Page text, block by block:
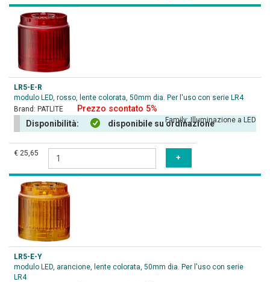
LR5-E-R
modulo LED, rosso, lente colorata, 50mm dia. Per l'uso con serie LR4
Brand: PATLITE Prezzo scontato 5%
Family:Illuminazione a LED
Disponibilità: disponibile su ordinazione
€ 25,65
LR5-E-Y
modulo LED, arancione, lente colorata, 50mm dia. Per l'uso con serie
LR4